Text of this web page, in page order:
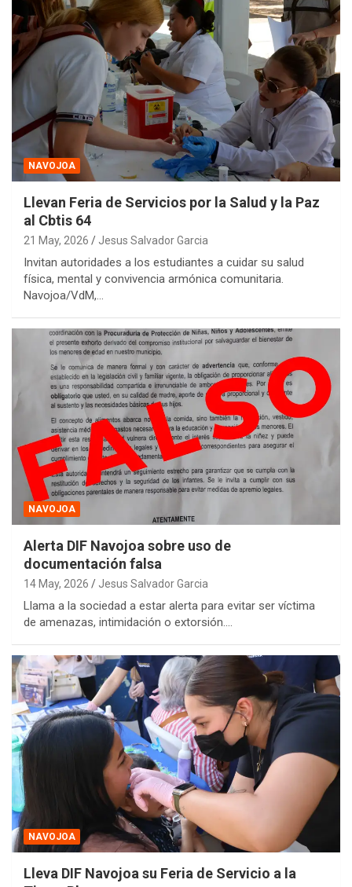
NAVOJOA
Llevan Feria de Servicios por la Salud y la Paz
al Cbtis 64
21 May, 2026 Jesus Salvador Garcia
Invitan autoridades a los estudiantes a cuidar su salud
física, mental y convivencia armónica comunitaria.
Navojoa/VdM,…
NAVOJOA
Alerta DIF Navojoa sobre uso de
documentación falsa
14 May, 2026 Jesus Salvador Garcia
Llama a la sociedad a estar alerta para evitar ser víctima
de amenazas, intimidación o extorsión.…
NAVOJOA
Lleva DIF Navojoa su Feria de Servicio a la